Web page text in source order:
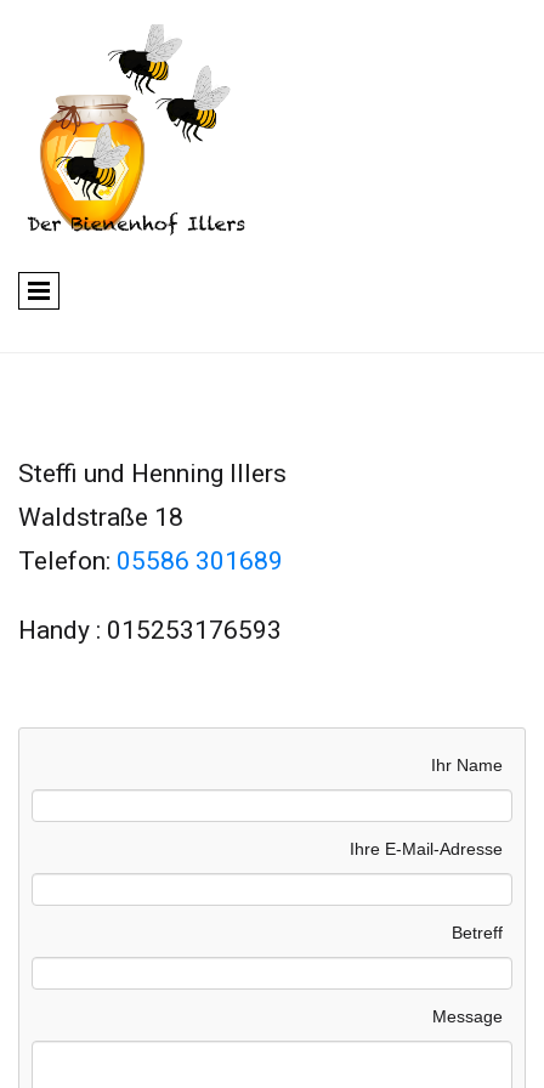
Steffi und Henning Illers
Waldstraße 18
Telefon: 05586 301689
Handy : 015253176593
Ihr Name
Ihre E-Mail-Adresse
Betreff
Message